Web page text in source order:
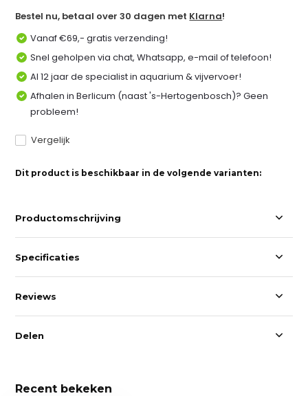
Bestel nu, betaal over 30 dagen met Klarna!
Vanaf €69,- gratis verzending!
Snel geholpen via chat, Whatsapp, e-mail of telefoon!
Al 12 jaar de specialist in aquarium & vijvervoer!
Afhalen in Berlicum (naast 's-Hertogenbosch)? Geen
probleem!
Vergelijk
Dit product is beschikbaar in de volgende varianten:
Productomschrijving
Specificaties
Reviews
Delen
Recent bekeken